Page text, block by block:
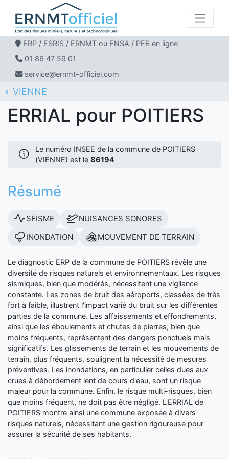
ERP / ESRIS / ERNMT ou ENSA / PEB en ligne
01 86 47 59 01
service@ernmt-officiel.com
ERNMT Officiel
ERRIAL
VIENNE
POITIERS
ERRIAL pour POITIERS
Le numéro INSEE de la commune de POITIERS
(VIENNE) est le 86194
Résumé
SÉISME
NUISANCES SONORES
INONDATION
MOUVEMENT DE TERRAIN
Le diagnostic ERP de la commune de POITIERS révèle une
diversité de risques naturels et environnementaux. Les risques
sismiques, bien que modérés, nécessitent une vigilance
constante. Les zones de bruit des aéroports, classées de très
fort à faible, illustrent l'impact varié du bruit sur les différentes
parties de la commune. Les affaissements et effondrements,
ainsi que les éboulements et chutes de pierres, bien que
moins fréquents, représentent des dangers ponctuels mais
significatifs. Les glissements de terrain et les mouvements de
terrain, plus fréquents, soulignent la nécessité de mesures
préventives. Les inondations, en particulier celles dues aux
crues à débordement lent de cours d'eau, sont un risque
majeur pour la commune. Enfin, le risque multi-risques, bien
que moins fréquent, ne doit pas être négligé. L'ERRIAL de
POITIERS montre ainsi une commune exposée à divers
risques naturels, nécessitant une gestion rigoureuse pour
assurer la sécurité de ses habitants.